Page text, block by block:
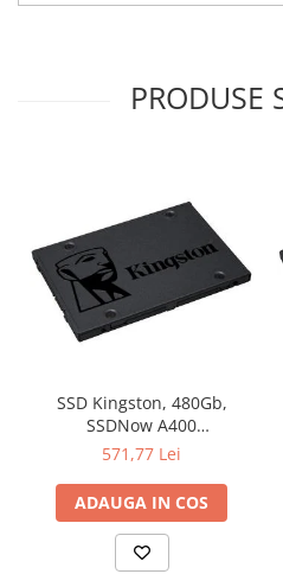
PRODUSE
SSD Kingston, 480Gb,
SSDNow A400
"SA400S37/480G"
571,77 Lei
ADAUGA IN COS